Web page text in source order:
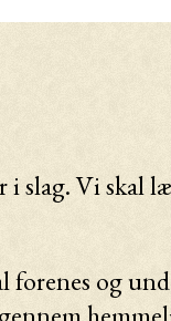
slag. Vi skal
og